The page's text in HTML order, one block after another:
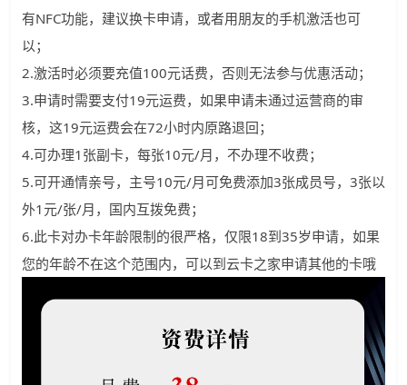
有NFC功能，建议换卡申请，或者用朋友的手机激活也可
以；
2.激活时必须要充值100元话费，否则无法参与优惠活动；
3.申请时需要支付19元运费，如果申请未通过运营商的审
核，这19元运费会在72小时内原路退回；
4.可办理1张副卡，每张10元/月，不办理不收费；
5.可开通情亲号，主号10元/月可免费添加3张成员号，3张以
外1元/张/月，国内互拨免费；
6.此卡对办卡年龄限制的很严格，仅限18到35岁申请，如果
您的年龄不在这个范围内，可以到云卡之家申请其他的卡哦